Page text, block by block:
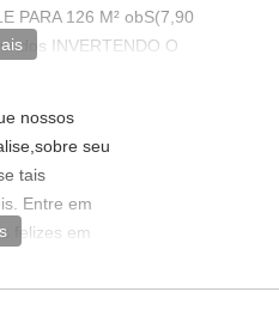
PARA 126 M² obS(7,90
INVERTENDO O
DO TELHADO. COM
: Documentos da
Hidro-Sanitário
QUERIA
ESSAS
nossos
seu
tais
Entre em
felizes em